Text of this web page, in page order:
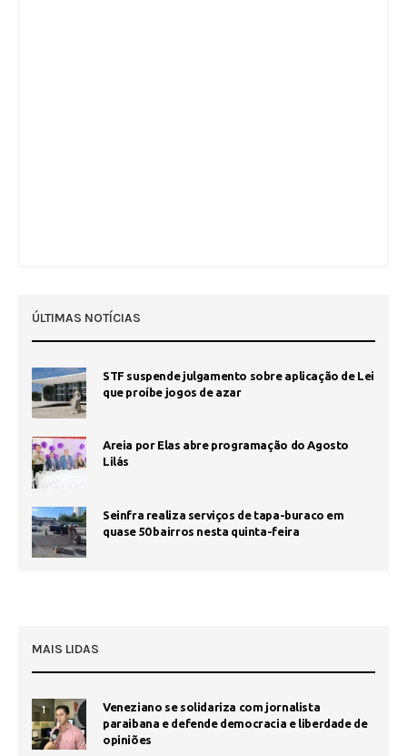
ÚLTIMAS NOTÍCIAS
STF suspende julgamento sobre aplicação de Lei
que proíbe jogos de azar
Areia por Elas abre programação do Agosto
Lilás
Seinfra realiza serviços de tapa-buraco em
quase 50 bairros nesta quinta-feira
MAIS LIDAS
1
Veneziano se solidariza com jornalista
paraibana e defende democracia e liberdade de
opiniões